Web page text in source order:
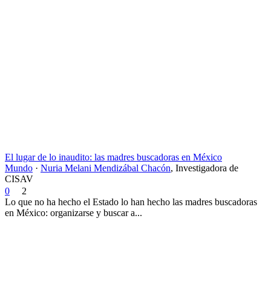
El lugar de lo inaudito: las madres buscadoras en México
Mundo · Nuria Melani Mendizábal Chacón, Investigadora de
CISAV
0
2
Lo que no ha hecho el Estado lo han hecho las madres buscadoras
en México: organizarse y buscar a...